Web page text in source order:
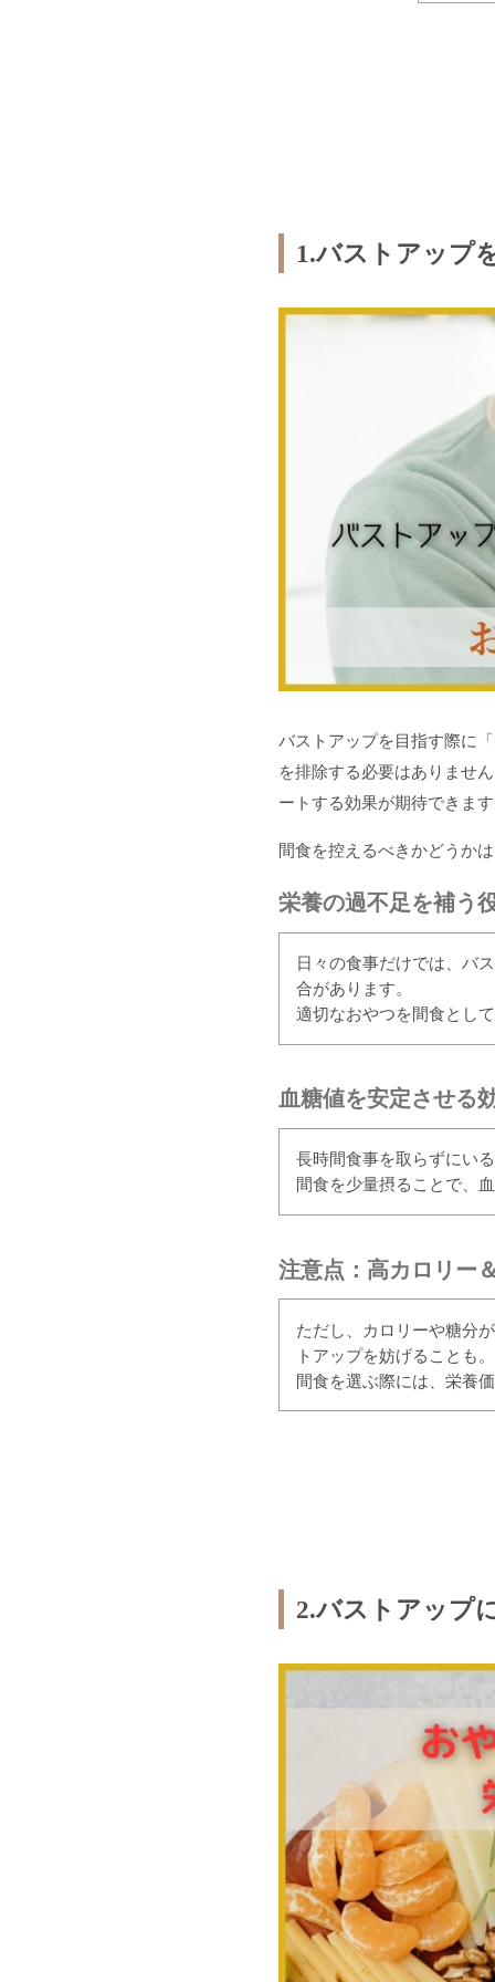
1.バストアップ
バストアップを目指す際に
を排除する必要はありませ
ートする効果が期待できま
間食を控えるべきかどうか
栄養の過不足を補う
日々の食事だけでは、バ
合があります。
適切なおやつを間食とし
血糖値を安定させる
長時間食事を取らずにい
間食を少量摂ることで、
注意点：高カロリー
ただし、カロリーや糖分
トアップを妨げることも。
間食を選ぶ際には、栄養
2.バストアップ